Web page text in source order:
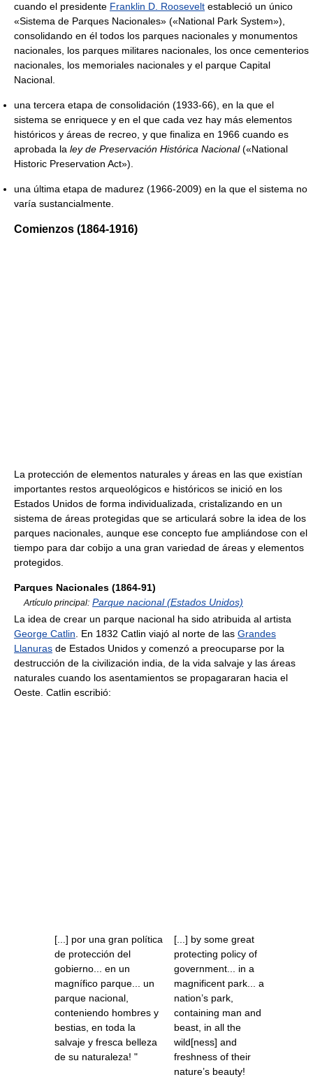
cuando el presidente Franklin D. Roosevelt estableció un único
«Sistema de Parques Nacionales» («National Park System»),
consolidando en él todos los parques nacionales y monumentos
nacionales, los parques militares nacionales, los once cementerios
nacionales, los memoriales nacionales y el parque Capital
Nacional.
una tercera etapa de consolidación (1933-66), en la que el
sistema se enriquece y en el que cada vez hay más elementos
históricos y áreas de recreo, y que finaliza en 1966 cuando es
aprobada la ley de Preservación Histórica Nacional(«National
Historic Preservation Act»).
una última etapa de madurez (1966-2009) en la que el sistema no
varía sustancialmente.
Comienzos (1864-1916)
La protección de elementos naturales y áreas en las que existían
importantes restos arqueológicos e históricos se inició en los
Estados Unidos de forma individualizada, cristalizando en un
sistema de áreas protegidas que se articulará sobre la idea de los
parques nacionales, aunque ese concepto fue ampliándose con el
tiempo para dar cobijo a una gran variedad de áreas y elementos
protegidos.
Parques Nacionales (1864-91)
Artículo principal: Parque nacional (Estados Unidos)
La idea de crear un parque nacional ha sido atribuida al artista
George Catlin . En 1832 Catlin viajó al norte de las Grandes
Llanuras de Estados Unidos y comenzó a preocuparse por la
destrucción de la civilización india, de la vida salvaje y las áreas
naturales cuando los asentamientos se propagararan hacia el
Oeste. Catlin escribió:
[...] por una gran política
de protección del
gobierno... en un
magnífico parque... un
parque nacional,
conteniendo hombres y
bestias, en toda la
salvaje y fresca belleza
de su naturaleza! "
[...] by some great
protecting policy of
government... in a
magnificent park... a
nation’s park,
containing man and
beast, in all the
wild[ness] and
freshness of their
nature’s beauty!